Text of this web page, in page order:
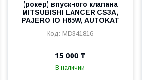
(рокер) впускного клапана
MITSUBISHI LANCER CS3A,
PAJERO IO H65W, AUTOKAT
MD341816
15 000 ₸
В наличии